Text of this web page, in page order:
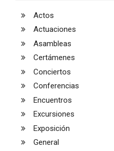
Actos
Actuaciones
Asambleas
Certámenes
Conciertos
Conferencias
Encuentros
Excursiones
Exposición
General